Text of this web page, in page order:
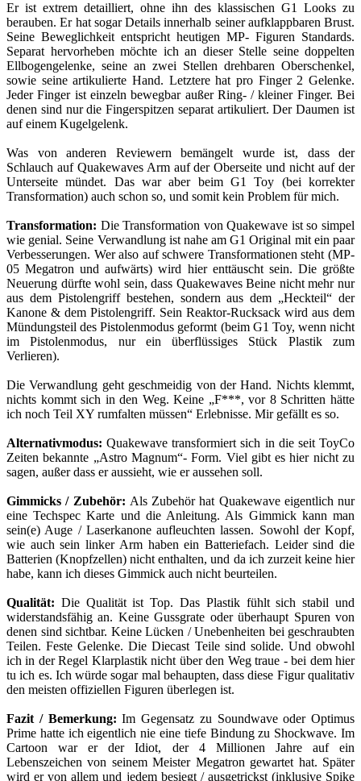
Er ist extrem detailliert, ohne ihn des klassischen G1 Looks zu
berauben. Er hat sogar Details innerhalb seiner aufklappbaren Brust.
Seine Beweglichkeit entspricht heutigen MP- Figuren Standards.
Separat hervorheben möchte ich an dieser Stelle seine doppelten
Ellbogengelenke, seine an zwei Stellen drehbaren Oberschenkel,
sowie seine artikulierte Hand. Letztere hat pro Finger 2 Gelenke.
Jeder Finger ist einzeln bewegbar außer Ring- / kleiner Finger. Bei
denen sind nur die Fingerspitzen separat artikuliert. Der Daumen ist
auf einem Kugelgelenk.
Was von anderen Reviewern bemängelt wurde ist, dass der
Schlauch auf Quakewaves Arm auf der Oberseite und nicht auf der
Unterseite mündet. Das war aber beim G1 Toy (bei korrekter
Transformation) auch schon so, und somit kein Problem für mich.
Transformation: Die Transformation von Quakewave ist so simpel
wie genial. Seine Verwandlung ist nahe am G1 Original mit ein paar
Verbesserungen. Wer also auf schwere Transformationen steht (MP-
05 Megatron und aufwärts) wird hier enttäuscht sein. Die größte
Neuerung dürfte wohl sein, dass Quakewaves Beine nicht mehr nur
aus dem Pistolengriff bestehen, sondern aus dem „Heckteil“ der
Kanone & dem Pistolengriff. Sein Reaktor-Rucksack wird aus dem
Mündungsteil des Pistolenmodus geformt (beim G1 Toy, wenn nicht
im Pistolenmodus, nur ein überflüssiges Stück Plastik zum
Verlieren).
Die Verwandlung geht geschmeidig von der Hand. Nichts klemmt,
nichts kommt sich in den Weg. Keine „F***, vor 8 Schritten hätte
ich noch Teil XY rumfalten müssen“ Erlebnisse. Mir gefällt es so.
Alternativmodus: Quakewave transformiert sich in die seit ToyCo
Zeiten bekannte „Astro Magnum“- Form. Viel gibt es hier nicht zu
sagen, außer dass er aussieht, wie er aussehen soll.
Gimmicks / Zubehör: Als Zubehör hat Quakewave eigentlich nur
eine Techspec Karte und die Anleitung. Als Gimmick kann man
sein(e) Auge / Laserkanone aufleuchten lassen. Sowohl der Kopf,
wie auch sein linker Arm haben ein Batteriefach. Leider sind die
Batterien (Knopfzellen) nicht enthalten, und da ich zurzeit keine hier
habe, kann ich dieses Gimmick auch nicht beurteilen.
Qualität: Die Qualität ist Top. Das Plastik fühlt sich stabil und
widerstandsfähig an. Keine Gussgrate oder überhaupt Spuren von
denen sind sichtbar. Keine Lücken / Unebenheiten bei geschraubten
Teilen. Feste Gelenke. Die Diecast Teile sind solide. Und obwohl
ich in der Regel Klarplastik nicht über den Weg traue - bei dem hier
tu ich es. Ich würde sogar mal behaupten, dass diese Figur qualitativ
den meisten offiziellen Figuren überlegen ist.
Fazit / Bemerkung: Im Gegensatz zu Soundwave oder Optimus
Prime hatte ich eigentlich nie eine tiefe Bindung zu Shockwave. Im
Cartoon war er der Idiot, der 4 Millionen Jahre auf ein
Lebenszeichen von seinem Meister Megatron gewartet hat. Später
wird er von allem und jedem besiegt / ausgetrickst (inklusive Spike